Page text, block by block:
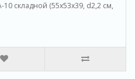
10 складной (55x53x39, d2,2 см,